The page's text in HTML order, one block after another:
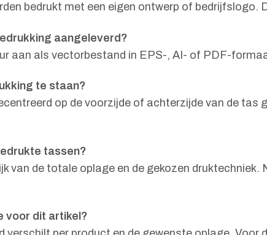
bedrukt met een eigen ontwerp of
aangeleverd?
aan als vectorbestand in EPS-, AI- of PDF-
te staan?
op de voorzijde of achterzijde van de
tassen?
van de totale oplage en de gekozen
voor dit artikel?